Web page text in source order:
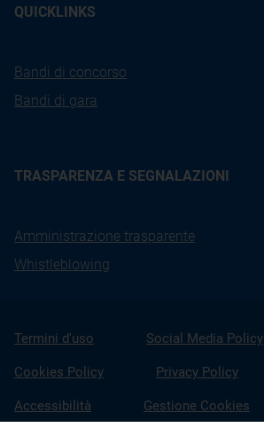
QUICKLINKS
Bandi di concorso
Bandi di gara
TRASPARENZA E SEGNALAZIONI
Amministrazione trasparente
Whistleblowing
Termini d'uso Social Media Policy
Cookies Policy Privacy Policy
Accessibilità Gestione Cookies